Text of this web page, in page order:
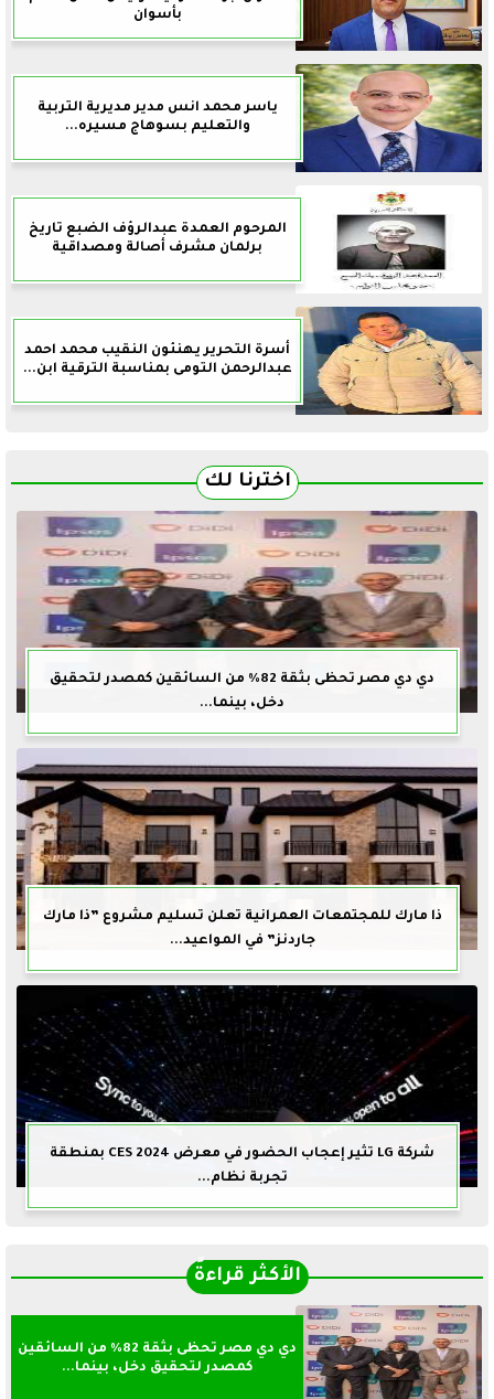
بأسوان
ياسر محمد انس مدير مديرية التربية
والتعليم بسوهاج مسيره...
المرحوم العمدة عبدالرؤف الضبع تاريخ
برلمان مشرف أصالة ومصداقية
أسرة التحرير يهنئون النقيب محمد احمد
عبدالرحمن التومى بمناسبة الترقية ابن...
اخترنا لك
دي دي مصر تحظى بثقة 82% من السائقين كمصدر لتحقيق
دخل، بينما...
ذا مارك للمجتمعات العمرانية تعلن تسليم مشروع ”ذا مارك
جاردنز” في المواعيد...
شركة LG تثير إعجاب الحضور في معرض CES 2024 بمنطقة
تجربة نظام...
الأكثر قراءةً
دي دي مصر تحظى بثقة 82% من السائقين
كمصدر لتحقيق دخل، بينما...